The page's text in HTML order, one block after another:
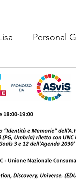
Personal
Amico di